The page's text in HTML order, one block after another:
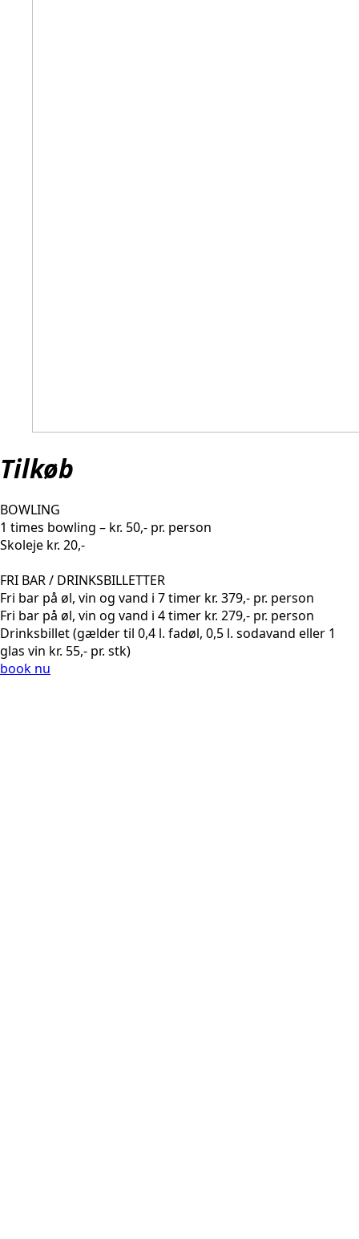
Tilkøb
BOWLING
1 times bowling – kr. 50,- pr. person
Skoleje kr. 20,-
FRI BAR / DRINKSBILLETTER
Fri bar på øl, vin og vand i 7 timer kr. 379,- pr. person
Fri bar på øl, vin og vand i 4 timer kr. 279,- pr. person
Drinksbillet (gælder til 0,4 l. fadøl, 0,5 l. sodavand eller 1
glas vin kr. 55,- pr. stk)
book nu